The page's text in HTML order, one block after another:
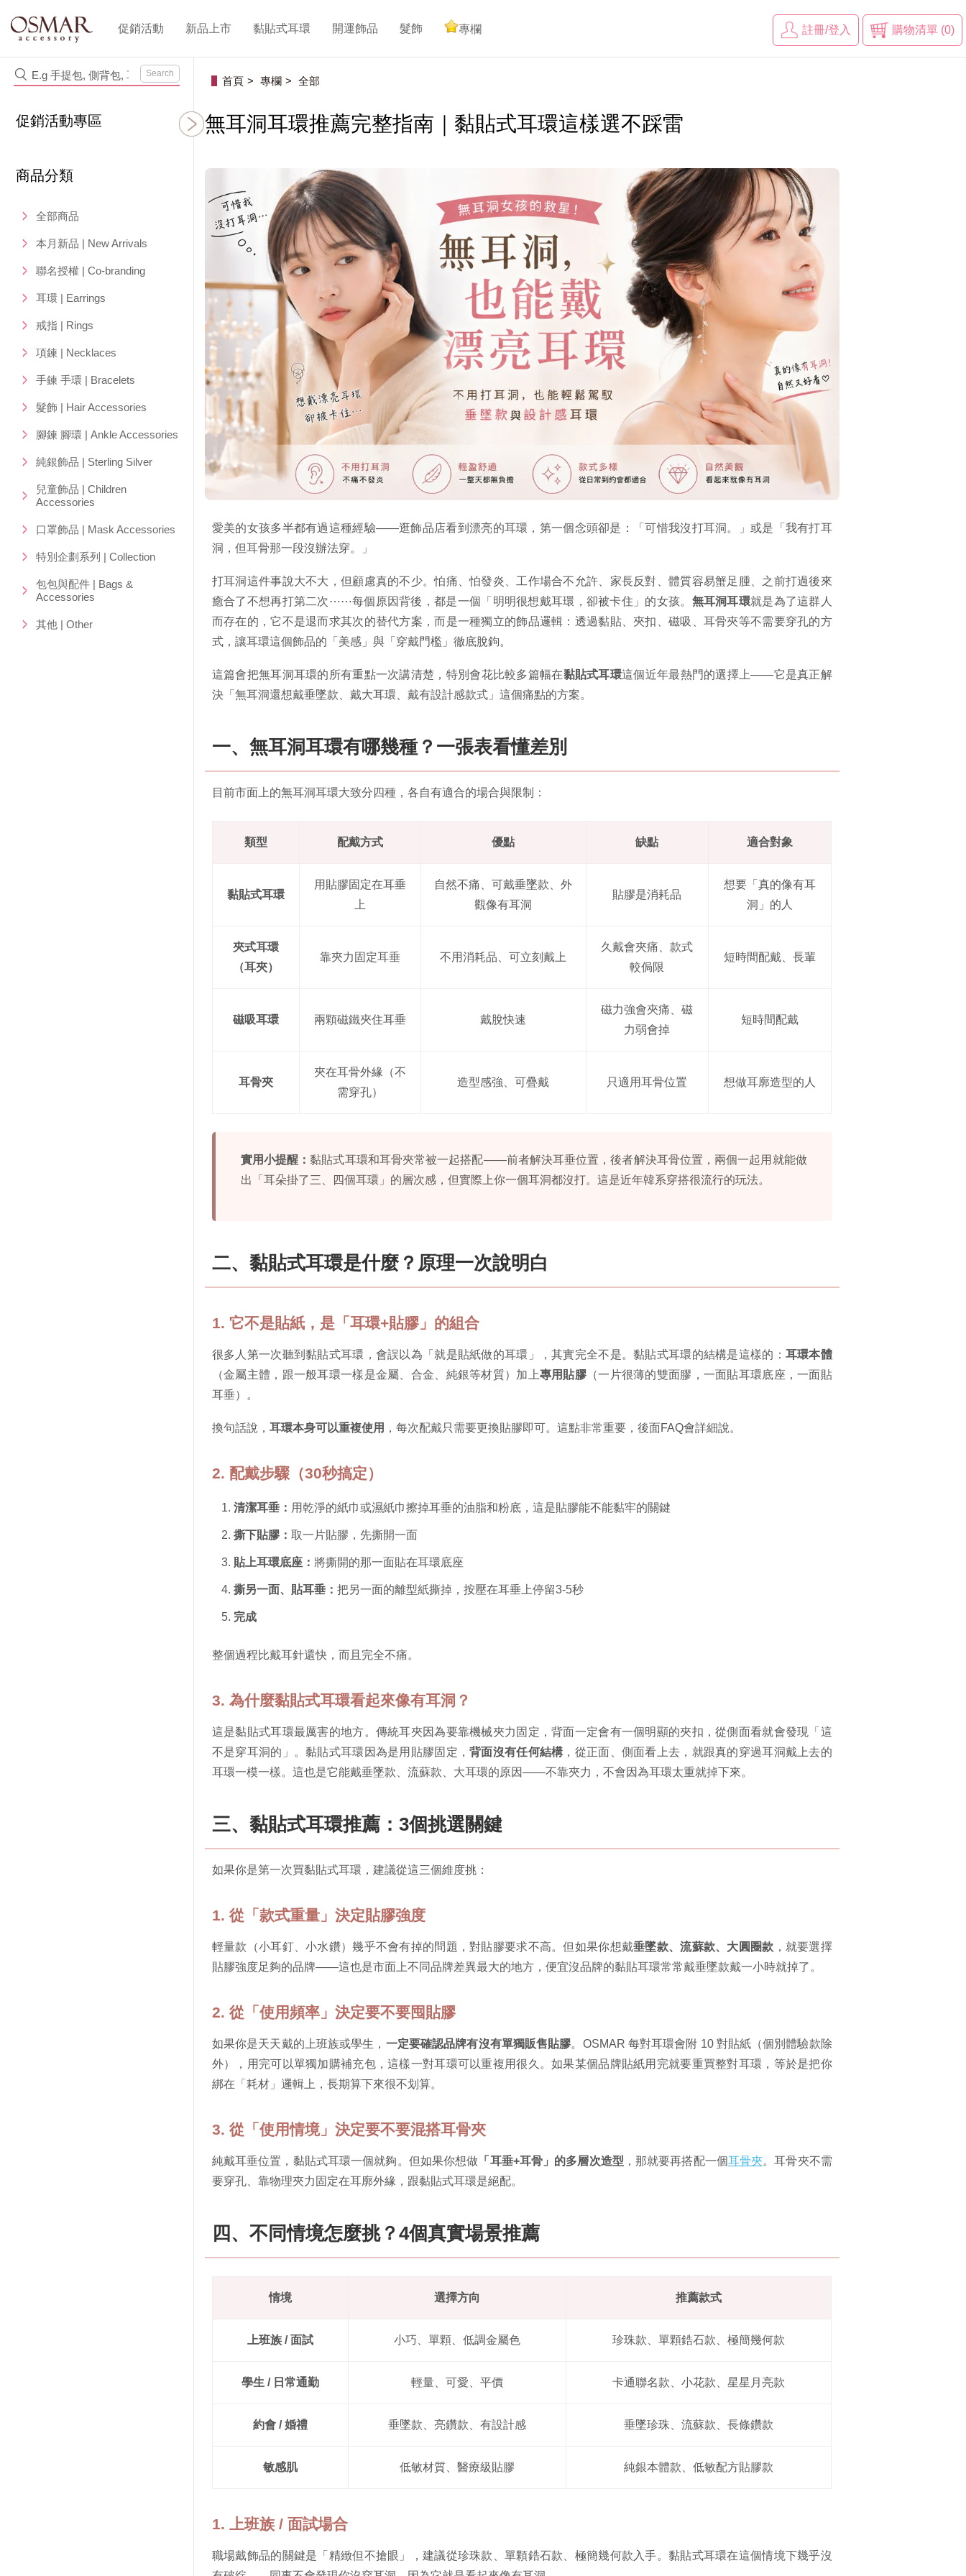
促銷活動 新品上市 黏貼式耳環 開運飾品 髮飾 專欄 購物清單 (0)
註冊/登入
Search
促銷活動專區
商品分類
全部商品
本月新品 | New Arrivals
聯名授權 | Co-branding
耳環 | Earrings
戒指 | Rings
項鍊 | Necklaces
手鍊 手環 | Bracelets
髮飾 | Hair Accessories
腳鍊 腳環 | Ankle Accessories
純銀飾品 | Sterling Silver
兒童飾品 | Children
Accessories
口罩飾品 | Mask Accessories
特別企劃系列 | Collection
包包與配件 | Bags &
Accessories
其他 | Other
首頁 專欄 全部
無耳洞耳環推薦完整指南｜黏貼式耳環這樣選不踩雷
愛美的女孩多半都有過這種經驗——逛飾品店看到漂亮的耳環，第一個念頭卻是：「可惜我沒打耳洞。」或是「我有打耳
洞，但耳骨那一段沒辦法穿。」
打耳洞這件事說大不大，但顧慮真的不少。怕痛、怕發炎、工作場合不允許、家長反對、體質容易蟹足腫、之前打過後來
癒合了不想再打第二次⋯⋯每個原因背後，都是一個「明明很想戴耳環，卻被卡住」的女孩。 無耳洞耳環就是為了這群人
而存在的，它不是退而求其次的替代方案，而是一種獨立的飾品邏輯：透過黏貼、夾扣、磁吸、耳骨夾等不需要穿孔的方
式，讓耳環這個飾品的「美感」與「穿戴門檻」徹底脫鉤。
這篇會把無耳洞耳環的所有重點一次講清楚，特別會花比較多篇幅在黏貼式耳環這個近年最熱門的選擇上——它是真正解
決「無耳洞還想戴垂墜款、戴大耳環、戴有設計感款式」這個痛點的方案。
一、無耳洞耳環有哪幾種？一張表看懂差別
目前市面上的無耳洞耳環大致分四種，各自有適合的場合與限制：
類型 配戴方式 優點 缺點 適合對象
黏貼式耳環
用貼膠固定在耳垂
上
自然不痛、可戴垂墜款、外
觀像有耳洞
貼膠是消耗品
想要「真的像有耳
洞」的人
夾式耳環
（耳夾）
靠夾力固定耳垂 不用消耗品、可立刻戴上
久戴會夾痛、款式
較侷限
短時間配戴、長輩
磁吸耳環 兩顆磁鐵夾住耳垂 戴脫快速
磁力強會夾痛、磁
力弱會掉
短時間配戴
耳骨夾
夾在耳骨外緣（不
需穿孔）
造型感強、可疊戴 只適用耳骨位置 想做耳廓造型的人
實用小提醒：黏貼式耳環和耳骨夾常被一起搭配——前者解決耳垂位置，後者解決耳骨位置，兩個一起用就能做
出「耳朵掛了三、四個耳環」的層次感，但實際上你一個耳洞都沒打。這是近年韓系穿搭很流行的玩法。
二、黏貼式耳環是什麼？原理一次說明白
1. 它不是貼紙，是「耳環+貼膠」的組合
很多人第一次聽到黏貼式耳環，會誤以為「就是貼紙做的耳環」，其實完全不是。黏貼式耳環的結構是這樣的： 耳環本體
（金屬主體，跟一般耳環一樣是金屬、合金、純銀等材質）加上專用貼膠 （一片很薄的雙面膠，一面貼耳環底座，一面貼
耳垂）。
換句話說， 耳環本身可以重複使用 ，每次配戴只需要更換貼膠即可。這點非常重要，後面FAQ會詳細說。
2. 配戴步驟（30秒搞定）
清潔耳垂： 用乾淨的紙巾或濕紙巾擦掉耳垂的油脂和粉底，這是貼膠能不能黏牢的關鍵
撕下貼膠： 取一片貼膠，先撕開一面
貼上耳環底座： 將撕開的那一面貼在耳環底座
撕另一面、貼耳垂： 把另一面的離型紙撕掉，按壓在耳垂上停留3-5秒
完成
整個過程比戴耳針還快，而且完全不痛。
3. 為什麼黏貼式耳環看起來像有耳洞？
這是黏貼式耳環最厲害的地方。傳統耳夾因為要靠機械夾力固定，背面一定會有一個明顯的夾扣，從側面看就會發現「這
不是穿耳洞的」。黏貼式耳環因為是用貼膠固定，背面沒有任何結構 ，從正面、側面看上去，就跟真的穿過耳洞戴上去的
耳環一模一樣。這也是它能戴垂墜款、流蘇款、大耳環的原因——不靠夾力，不會因為耳環太重就掉下來。
三、黏貼式耳環推薦：3個挑選關鍵
如果你是第一次買黏貼式耳環，建議從這三個維度挑：
1. 從「款式重量」決定貼膠強度
輕量款（小耳釘、小水鑽）幾乎不會有掉的問題，對貼膠要求不高。但如果你想戴垂墜款、流蘇款、大圓圈款 ，就要選擇
貼膠強度足夠的品牌——這也是市面上不同品牌差異最大的地方，便宜沒品牌的黏貼耳環常常戴垂墜款戴一小時就掉了。
2. 從「使用頻率」決定要不要囤貼膠
如果你是天天戴的上班族或學生， 一定要確認品牌有沒有單獨販售貼膠。OSMAR 每對耳環會附 10 對貼紙（個別體驗款除
外），用完可以單獨加購補充包，這樣一對耳環可以重複用很久。如果某個品牌貼紙用完就要重買整對耳環，等於是把你
綁在「耗材」邏輯上，長期算下來很不划算。
3. 從「使用情境」決定要不要混搭耳骨夾
純戴耳垂位置，黏貼式耳環一個就夠。但如果你想做 「耳垂+耳骨」的多層次造型 ，那就要再搭配一個耳骨夾。耳骨夾不需
要穿孔、靠物理夾力固定在耳廓外緣，跟黏貼式耳環是絕配。
四、不同情境怎麼挑？4個真實場景推薦
情境 選擇方向 推薦款式
上班族 / 面試 小巧、單顆、低調金屬色 珍珠款、單顆鋯石款、極簡幾何款
學生 / 日常通勤 輕量、可愛、平價 卡通聯名款、小花款、星星月亮款
約會 / 婚禮 垂墜款、亮鑽款、有設計感 垂墜珍珠、流蘇款、長條鑽款
敏感肌 低敏材質、醫療級貼膠 純銀本體款、低敏配方貼膠款
1. 上班族 / 面試場合
職場戴飾品的關鍵是「精緻但不搶眼」，建議從珍珠款、單顆鋯石款、極簡幾何款入手。黏貼式耳環在這個情境下幾乎沒